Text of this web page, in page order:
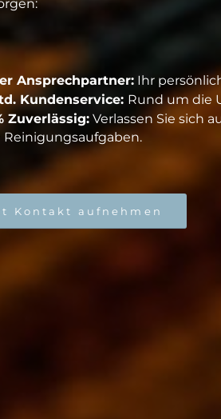
Ansprechpartner: Ihr
Kundenservice: Rund um die
Zuverlässig: Verlassen Sie sich
Reinigungsaufgaben.
Kontakt aufnehmen